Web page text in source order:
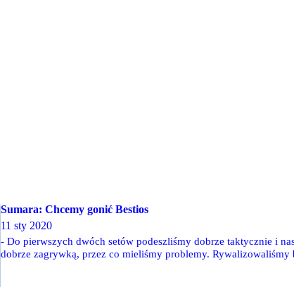
Sumara: Chcemy gonić Bestios
11 sty 2020
- Do pierwszych dwóch setów podeszliśmy dobrze taktycznie i
dobrze zagrywką, przez co mieliśmy problemy.